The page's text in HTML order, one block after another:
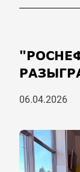
06.04.2026